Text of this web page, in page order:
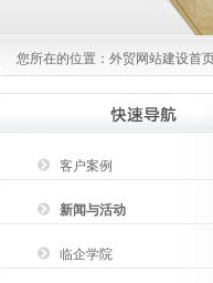
您所在的位置： 外贸网站建设首
客户案例
新闻与活动
临企学院